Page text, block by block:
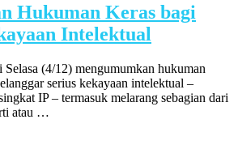
Hukuman Keras bagi
Intelektual
Selasa (4/12) mengumumkan hukuman
serius kekayaan intelektual –
IP – termasuk melarang sebagian dari
atau …